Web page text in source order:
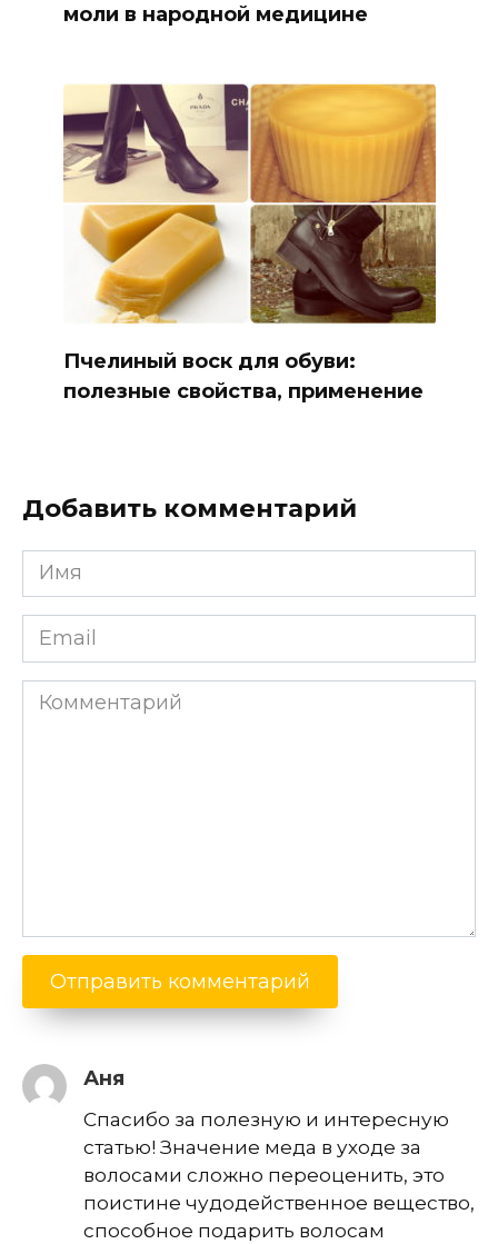
моли в народной медицине
Пчелиный воск для обуви:
полезные свойства, применение
Добавить комментарий
Имя
*
Email
*
Комментарий
Аня
Спасибо за полезную и интересную
статью! Значение меда в уходе за
волосами сложно переоценить, это
поистине чудодейственное вещество,
способное подарить волосам